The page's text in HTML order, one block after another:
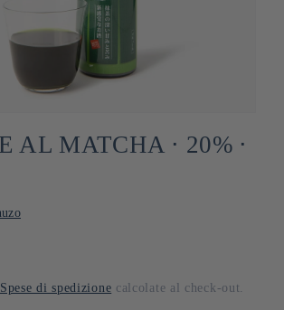
AL MATCHA ⋅ 20% ⋅
Spese di spedizione calcolate al check-out.